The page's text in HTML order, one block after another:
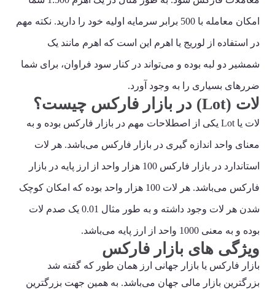
امکان معامله با 500 برابر سرمایه اولیه خود را دارید. نکته مهم
در استفاده از لوریج یا اهرم این است که اهرم مانند یک
شمشیر دو لبه بوده و می‌تواند در کنار سود فراوان، برای شما
ضررهای بسیاری را به وجود آورد.
لات (Lot) در بازار فارکس چیست؟
لات یا Lot یکی از اصطلاحات مهم در بازار فارکس بوده و به
معنای واحد اندازه گیری در بازار فارکس می‌باشد. هر لات
استاندارد در بازار فارکس 100 هزار واحد از ارز پایه در بازار
فارکس می‌باشد. هر لات 100 هزار واحد بوده که امکان کوچک
شدن هر لات وجود داشته و به طور مثال 0.01 یک صدم لات
بوده و به معنی 1000 واحد از ارز پایه می‌باشد.
ویژگی های بازار فارکس
بازار فارکس یا بازار جهانی ارز همان طور که گفته شد
بزرگترین بازار مالی جهان می‌باشد. به همین جهت بزرگترین